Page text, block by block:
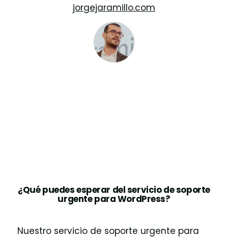
jorgejaramillo.com
¿Qué puedes esperar del servicio de soporte
urgente para WordPress?
Nuestro servicio de soporte urgente para